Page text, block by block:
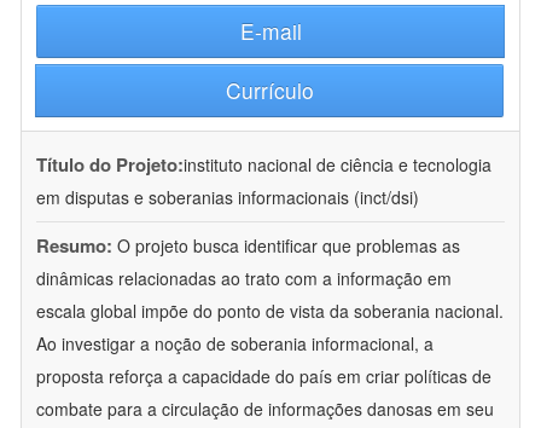
E-mail
Currículo
Título do Projeto:instituto nacional de ciência e tecnologia
em disputas e soberanias informacionais (inct/dsi)
Resumo: O projeto busca identificar que problemas as
dinâmicas relacionadas ao trato com a informação em
escala global impõe do ponto de vista da soberania nacional.
Ao investigar a noção de soberania informacional, a
proposta reforça a capacidade do país em criar políticas de
combate para a circulação de informações danosas em seu